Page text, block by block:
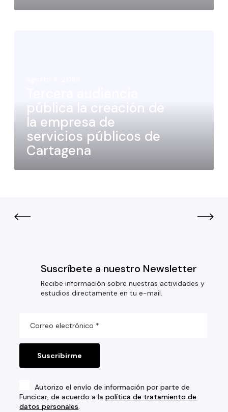
pública la creación de
la empresa de
servicios públicos de
Cartagena
Suscríbete a nuestro Newsletter
Recibe información sobre nuestras actividades y
estudios directamente en tu e-mail.
Autorizo el envío de información por parte de
Funcicar, de acuerdo a lapolítica de tratamiento de
datos personales.